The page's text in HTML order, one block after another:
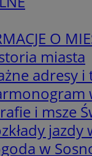
O
miasta
adresy
i msze
jazdy
w